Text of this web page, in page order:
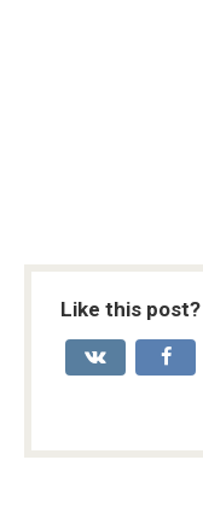
Like this